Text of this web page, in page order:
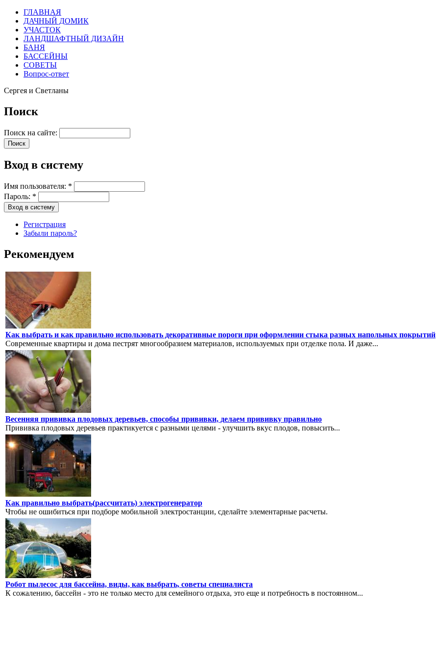
ГЛАВНАЯ
ДАЧНЫЙ ДОМИК
УЧАСТОК
ЛАНДШАФТНЫЙ ДИЗАЙН
БАНЯ
БАССЕЙНЫ
СОВЕТЫ
Вопрос-ответ
Сергея и Светланы
Поиск
Поиск на сайте:
Вход в систему
Имя пользователя: *
Пароль: *
Регистрация
Забыли пароль?
Рекомендуем
Как выбрать и как правильно использовать декоративные пороги при оформлении стыка разных напольных покрытий
Современные квартиры и дома пестрят многообразием материалов, используемых при отделке пола. И даже...
Весенняя прививка плодовых деревьев, способы прививки, делаем прививку правильно
Прививка плодовых деревьев практикуется с разными целями - улучшить вкус плодов, повысить...
Как правильно выбрать(рассчитать) электрогенератор
Чтобы не ошибиться при подборе мобильной электростанции, сделайте элементарные расчеты.
Робот пылесос для бассейна, виды, как выбрать, советы специалиста
К сожалению, бассейн - это не только место для семейного отдыха, это еще и потребность в постоянном...